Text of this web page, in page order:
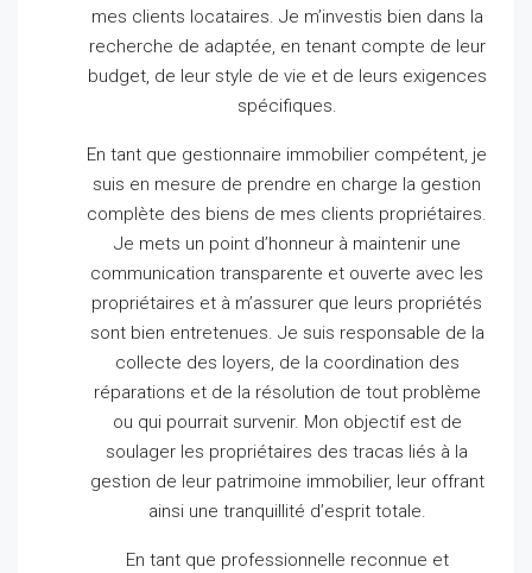
mes clients locataires. Je m’investis bien dans la
recherche de adaptée, en tenant compte de leur
budget, de leur style de vie et de leurs exigences
spécifiques.
En tant que gestionnaire immobilier compétent, je
suis en mesure de prendre en charge la gestion
complète des biens de mes clients propriétaires.
Je mets un point d’honneur à maintenir une
communication transparente et ouverte avec les
propriétaires et à m’assurer que leurs propriétés
sont bien entretenues. Je suis responsable de la
collecte des loyers, de la coordination des
réparations et de la résolution de tout problème
ou qui pourrait survenir. Mon objectif est de
soulager les propriétaires des tracas liés à la
gestion de leur patrimoine immobilier, leur offrant
ainsi une tranquillité d’esprit totale.
En tant que professionnelle reconnue et